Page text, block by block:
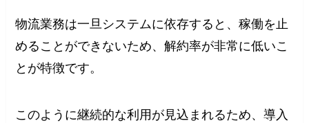
物流業務は一旦システムに依存すると、稼働を止
めることができないため、解約率が非常に低いこ
とが特徴です。
このように継続的な利用が見込まれるため、導入